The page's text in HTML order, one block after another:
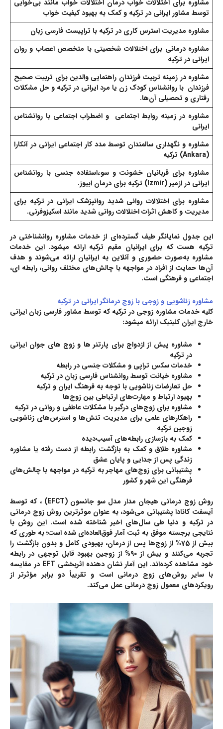
مشاوره برای اختلالات خواب درمان اختلالات خواب مانند بی‌خوابی
توسط مشاور ایرانی در ترکیه و کمک به بهبود کیفیت خواب
مشاوره مدیریت استرس کاری در ترکیه با تراپیست فارسی زبان
مشاوره درمانی برای اختلالات شخصیتی با متخصص اعصاب و روان
ایرانی در ترکیه
مشاوره در زمینه تربیت فرزندان راهنمایی والدین برای تربیت صحیح
فرزندان با روانشناس کودک زن یا مرد ایرانی در ترکیه و حل مشکلات
رفتاری و تحصیلی آن‌ها.
مشاوره در زمینه روابط اجتماعی و اضطراب اجتماعی با روانشناس
ایرانی
مشاوره و نگهداری سالمندان توسط مدد کار اجتماعی ایرانی در آنکارا
(Ankara) ترکیه
مشاوره برای قربانیان خشونت و سوءاستفاده جنسی با روانشناس
ایرانی در ازمیر (Izmir) ترکیه برای درمان ابیوز.
مشاوره برای اختلالات روانی شدید روانپزشک ایرانی در ترکیه برای
مدیریت و کاهش اثرات اختلالات روانی شدید مانند اسکیزوفرنی.
این جدول نمایانگر طیف گسترده‌ای از خدمات مشاوره روانشناختی در
ترکیه هست که برای ایرانیان مقیم ترکیه ارائه میشود. این خدمات
مشاوره به‌صورت حضوری و آنلاین به ایرانیان ارائه می‌شوند و هدف
آن‌ها حمایت از افراد در مواجهه با چالش‌های مختلف روانی، رابطه ای،
اجتماعی و فرهنگی است.
مشاوره زناشویی و زوجی با زوج درمانگر ایرانی در ترکیه
کلیه خدمات مشاوره زوجی در ترکیه که توسط مشاور فارسی زبان ایرانی
خارج ایران کلینیک ارائه میشود:
مشاوره پیش از ازدواج برای پارتنر ها و زوج های جوان ایرانی
در ترکیه
خدمات سکس تراپی و مشکلات جنسی در رابطه
مشاوره خیانت توسط روانشناس فارسی زبان در ترکیه
حل تعارضات زناشویی با توجه به فرهنگ ایران و ترکیه
بهبود ارتباط و مهارت‌های ارتباطی بین زوج‌ها
مشاوره برای زوج‌های درگیر با مشکلات عاطفی و روانی در ترکیه
راهکارهای علمی برای مدیریت تنش‌ها و استرس‌های زناشویی
زوجین ترکیه
کمک به بازسازی رابطه‌های آسیب‌دیده
مشاوره طلاق و کمک به بازگشت رابطه از دست رفته یا مشاوره
زندگی پس از جدایی و پایان عشق
پشتیبانی برای زوج‌های مهاجر به ترکیه در مواجهه با چالش‌های
فرهنگی این شهر و کشور
روش زوج درمانی هیجان مدار مدل سو جانسون (EFCT) ، که توسط
آیسفتکاناداپشتیبانی می‌شود، به عنوان موثرترین روش زوج درمانی
در ترکیه و دنیا طی سال‌های اخیر شناخته شده است. این روش با
نتایجی برجسته موفق به ثبت آمار فوق‌العاده‌ای شده است؛ به طوری که
بیش از 75% از زوج‌ها پس از درمان، بهبودی کامل و بدون بازگشت را
تجربه می‌کنند و بیش از 90% از زوجین بهبود قابل توجهی در رابطه
خود مشاهده کرده‌اند. این آمار نشان‌ دهنده اثربخشی EFT در مقایسه
با سایر روش‌های زوج درمانی است و تقریباً دو برابر مؤثرتر از
رویکردهای معمول زوج درمانی عمل می‌کند.